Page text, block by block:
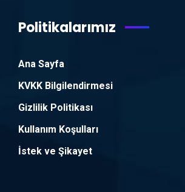
Politikalarımız
Ana Sayfa
KVKK Bilgilendirmesi
Gizlilik Politikası
Kullanım Koşulları
İstek ve Şikayet